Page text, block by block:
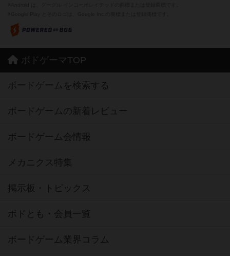
ボドゲーマTOP
ボードゲームを検索する
ボードゲームの新着レビュー
ボードゲーム会情報
メカニクス特集
掲示板・トピックス
ボドとも・会員一覧
ボードゲーム業界コラム